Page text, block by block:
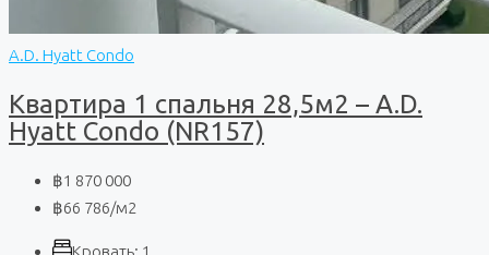
A.D. Hyatt Condo
Квартира 1 спальня 28,5м2 – A.D.
Hyatt Condo (NR157)
฿1 870 000
฿66 786/м2
Кровать: 1